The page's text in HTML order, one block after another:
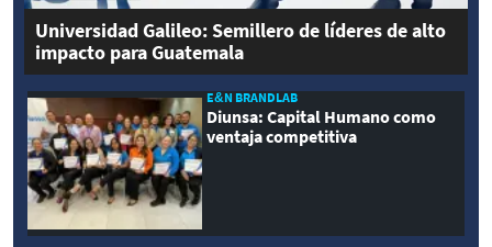
Universidad Galileo: Semillero de líderes de alto
impacto para Guatemala
E&N BRANDLAB
Diunsa: Capital Humano como
ventaja competitiva